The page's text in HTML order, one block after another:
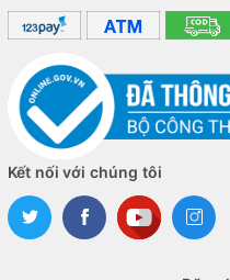
Kết nối với chúng tôi